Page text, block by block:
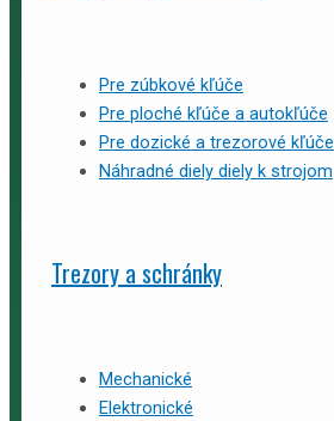
Pre zúbkové kľúče
Pre ploché kľúče a autokľúče
Pre dozické a trezorové kľúče
Náhradné diely diely k strojom
Trezory a schránky
Mechanické
Elektronické